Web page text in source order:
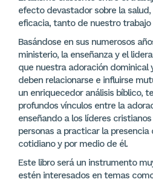
efecto devastador sobre la
eficacia, tanto de nuestro
Basándose en sus numerosos
ministerio, la enseñanza y el
que nuestra adoración dominical
deben relacionarse e influirse
un enriquecedor análisis bíblico,
profundos vínculos entre la
enseñando a los líderes
personas a practicar la presencia
cotidiano y por medio de él.
Este libro será un instrumento
estén interesados en temas